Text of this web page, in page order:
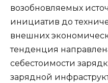
возобновляемых
инициатив до
внешних
тенденция
себестоимости
зарядной